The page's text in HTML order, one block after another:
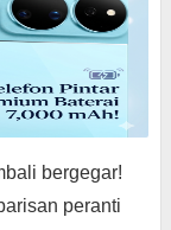
bergegar!
peranti